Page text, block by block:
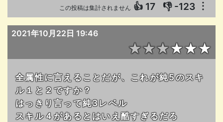
この投稿は集計されません 👍 17 👎 -123 ︙
2021年10月22日 19:46
★★★★★★
全属性に言えることだが、これが純5のスキ
ル１と２ですか？
はっきり言って純3レベル
スキル４があるとはいえ酷すぎるだろ